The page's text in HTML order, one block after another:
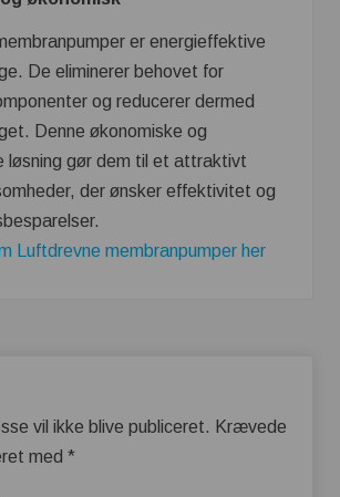
er energieffektive
De eliminerer behovet for
og reducerer dermed
Denne økonomiske og
løsning gør dem til et attraktivt
der ønsker effektivitet og
Luftdrevne membranpumper her
vil ikke blive publiceret. Krævede
med *